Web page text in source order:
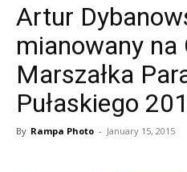
Artur
mianowany na
Marszałka
Pułaskiego
By Rampa Photo - January 15, 2015